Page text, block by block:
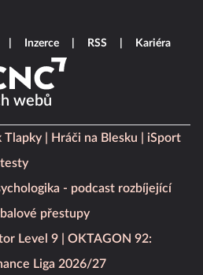
webů
Tlapky Hráči na Blesku
iSport
- podcast rozbíjející
přestupy
Level 9
OKTAGON 92:
Liga 2026/27
Inzerce RSS Kariéra